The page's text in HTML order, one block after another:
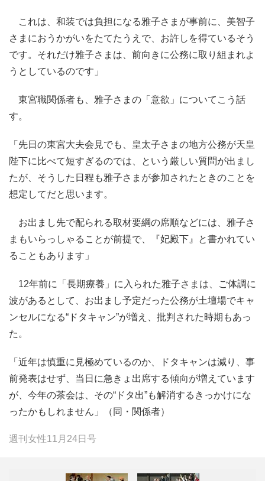
これは、和装では負担になる雅子さまが事前に、美智子
さまにおうかがいをたてたうえで、お許しを得ているそう
です。それだけ雅子さまは、前向きに公務に取り組まれよ
うとしているのです」
東宮職関係者も、雅子さまの「意欲」についてこう話
す。
「先日の東宮大夫会見でも、皇太子さまの地方公務が天皇
陛下に比べて短すぎるのでは、という厳しい質問が出まし
たが、そうした日程も雅子さまが参加されたときのことを
想定してだと思います。
お出まし先で配られる取材要綱の席順などには、雅子さ
まもいらっしゃることが前提で、『妃殿下』と書かれてい
ることもあります」
12年前に「長期療養」に入られた雅子さまは、ご体調に
波があるとして、お出まし予定だった公務が土壇場でキャ
ンセルになる“ドタキャン”が増え、批判された時期もあっ
た。
「近年は慎重に見極めているのか、ドタキャンは減り、事
前発表はせず、当日に急きょ出席する傾向が増えています
が、今年の茶会は、その“ドタ出”も解消するきっかけにな
ったかもしれません」（同・関係者）
週刊女性11月24日号